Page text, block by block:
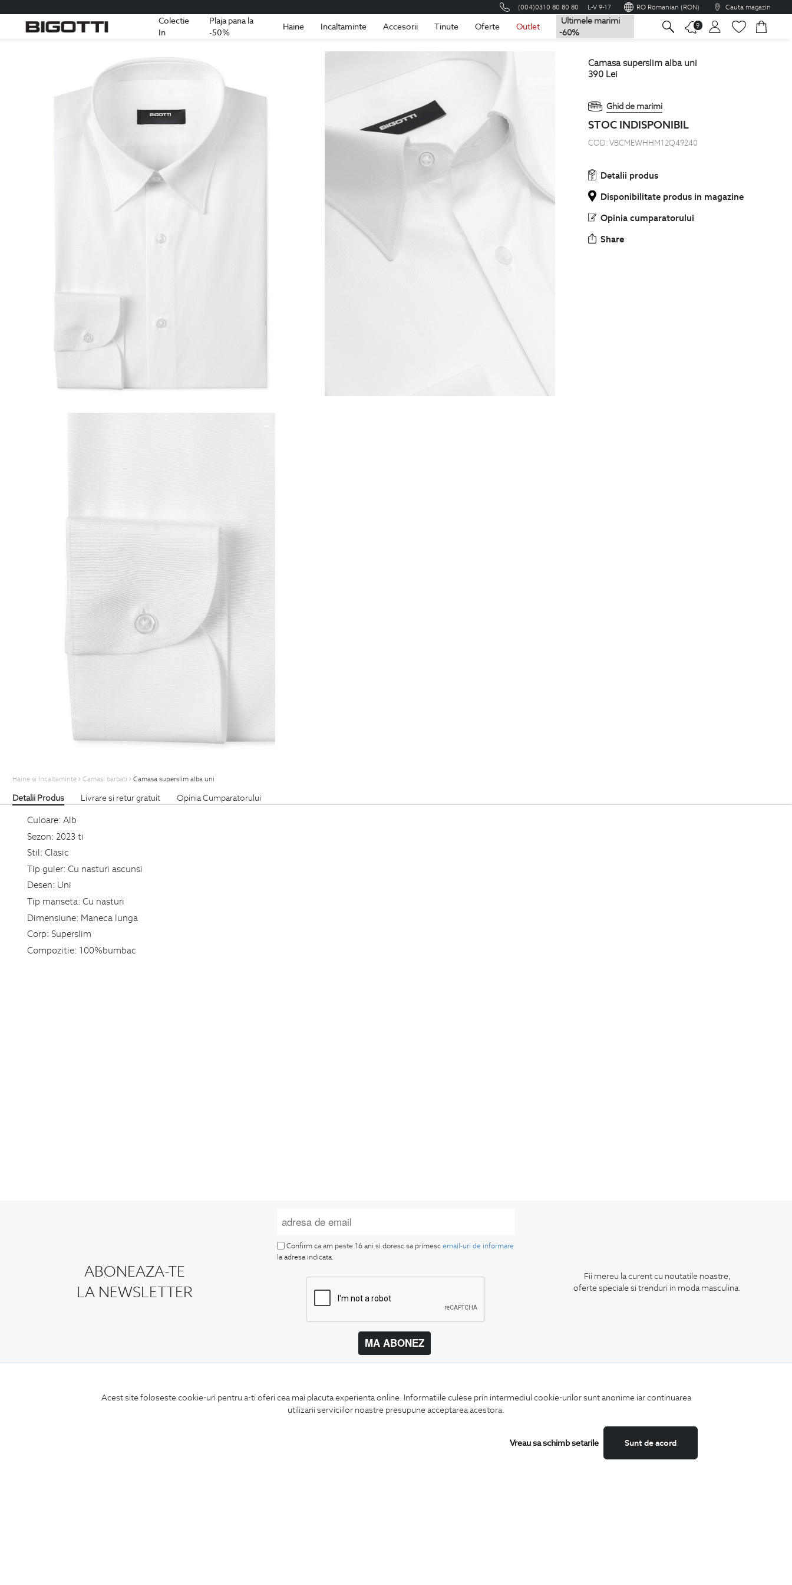
Acest site foloseste cookie-uri pentru a-ti oferi cea mai placuta experienta online. Informatiile culese prin intermediul cookie-urilor sunt anonime iar continuarea
utilizarii serviciilor noastre presupune acceptarea acestora.
Sunt de acord
Vreau sa schimb setarile
(004)0310 80 80 80 L-V 9-17 RO Romanian (RON) Cauta magazin
Colectie
In
Plaja pana la
-50%
Haine Incaltaminte Accesorii Tinute Oferte Outlet
Ultimele marimi
-60%
9
Romania Romana
camasa superslim alba uni
390 Lei
Ghid de marimi
STOC INDISPONIBIL
COD:VBCMEWHHM12Q49240
Detalii produs
Disponibilitate produs in magazine
Opinia cumparatorului
Share
Haine si Incaltaminte Camasi barbati Camasa superslim alba uni
Detalii Produs Livrare si retur gratuit Opinia Cumparatorului
Culoare: Alb
Sezon: 2023 ti
Stil: Clasic
Tip guler: Cu nasturi ascunsi
Desen: Uni
Tip manseta: Cu nasturi
Dimensiune: Maneca lunga
Corp: Superslim
Compozitie: 100%bumbac
ABONEAZA-TE
LA NEWSLETTER
Confirm ca am peste 16 ani si doresc sa primescemail-uri de informare
la adresa indicata.
MA ABONEZ
Fii mereu la curent cu noutatile noastre,
oferte speciale si trenduri in moda masculina.
Termeni si conditii
Contact
Magazine
Facebook
LinkedIn
Camasi
Incaltaminte
Pantaloni